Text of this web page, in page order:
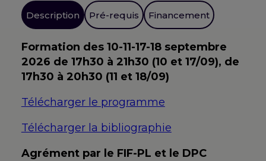
Description Pré-requis Financement
Formation des 10-11-17-18 septembre
2026 de 17h30 à 21h30 (10 et 17/09), de
17h30 à 20h30 (11 et 18/09)
Télécharger le programme
Télécharger la bibliographie
Agrément par le FIF-PL et le DPC